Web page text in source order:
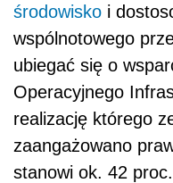
środowisko i
wspólnotowego
ubiegać się o
Operacyjnego
realizację którego
zaangażowano
stanowi ok. 42